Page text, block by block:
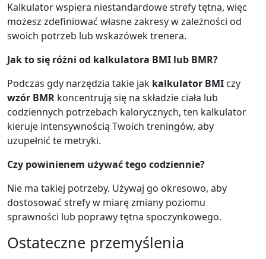
Kalkulator wspiera niestandardowe strefy tętna, więc
możesz zdefiniować własne zakresy w zależności od
swoich potrzeb lub wskazówek trenera.
Jak to się różni od kalkulatora BMI lub BMR?
Podczas gdy narzędzia takie jak kalkulator BMI czy
wzór BMR koncentrują się na składzie ciała lub
codziennych potrzebach kalorycznych, ten kalkulator
kieruje intensywnością Twoich treningów, aby
uzupełnić te metryki.
Czy powinienem używać tego codziennie?
Nie ma takiej potrzeby. Używaj go okresowo, aby
dostosować strefy w miarę zmiany poziomu
sprawności lub poprawy tętna spoczynkowego.
Ostateczne przemyślenia